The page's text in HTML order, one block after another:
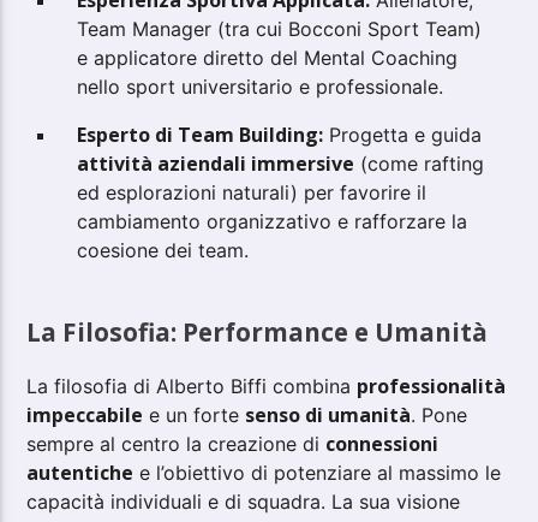
Team Manager (tra cui Bocconi Sport Team)
e applicatore diretto del Mental Coaching
nello sport universitario e professionale.
Esperto di Team Building: Progetta e guida
attività aziendali immersive (come rafting
ed esplorazioni naturali) per favorire il
cambiamento organizzativo e rafforzare la
coesione dei team.
La Filosofia: Performance e Umanità
La filosofia di Alberto Biffi combina professionalità
impeccabile e un forte senso di umanità. Pone
sempre al centro la creazione di connessioni
autentiche e l’obiettivo di potenziare al massimo le
capacità individuali e di squadra. La sua visione